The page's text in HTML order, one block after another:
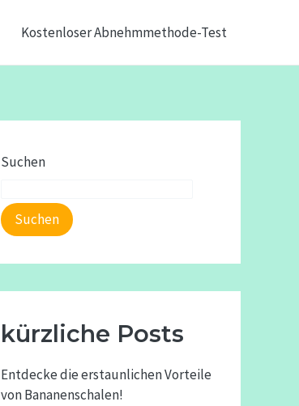
Kostenloser Abnehmmethode-Test
Suchen
Suchen
kürzliche Posts
Entdecke die erstaunlichen Vorteile
von Bananenschalen!